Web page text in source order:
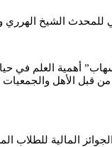
الشيخ الهرري
أهمية العلم في
من قبل الأهل
المالية للطلاب